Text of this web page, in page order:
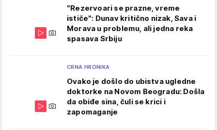
"Rezervoari se prazne, vreme
ističe": Dunav kritično nizak, Sava i
Morava u problemu, ali jedna reka
spasava Srbiju
CRNA HRONIKA
Ovako je došlo do ubistva ugledne
doktorke na Novom Beogradu: Došla
da obiđe sina, čuli se krici i
zapomaganje